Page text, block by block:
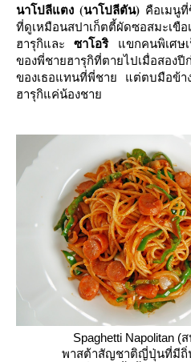
นาโปลีแตง (นาโปลีตัน) คือเมนู
ที่ดูเหมือนสปาเก็ตตี้ผัดซอสมะเขื
ฮารุกิและซาโอริ ขกคนพิเศษ
ของพี่ชายฮารุกิที่ตายไปเมื่อสอง
ของเธอแทนที่พี่ชาย แต่ตบมือข้า
ฮารุกิแค่น้องชา
Spaghetti Napolitan
พาสต้าสัญชาติญี่ปุ่นที่มีถิ่